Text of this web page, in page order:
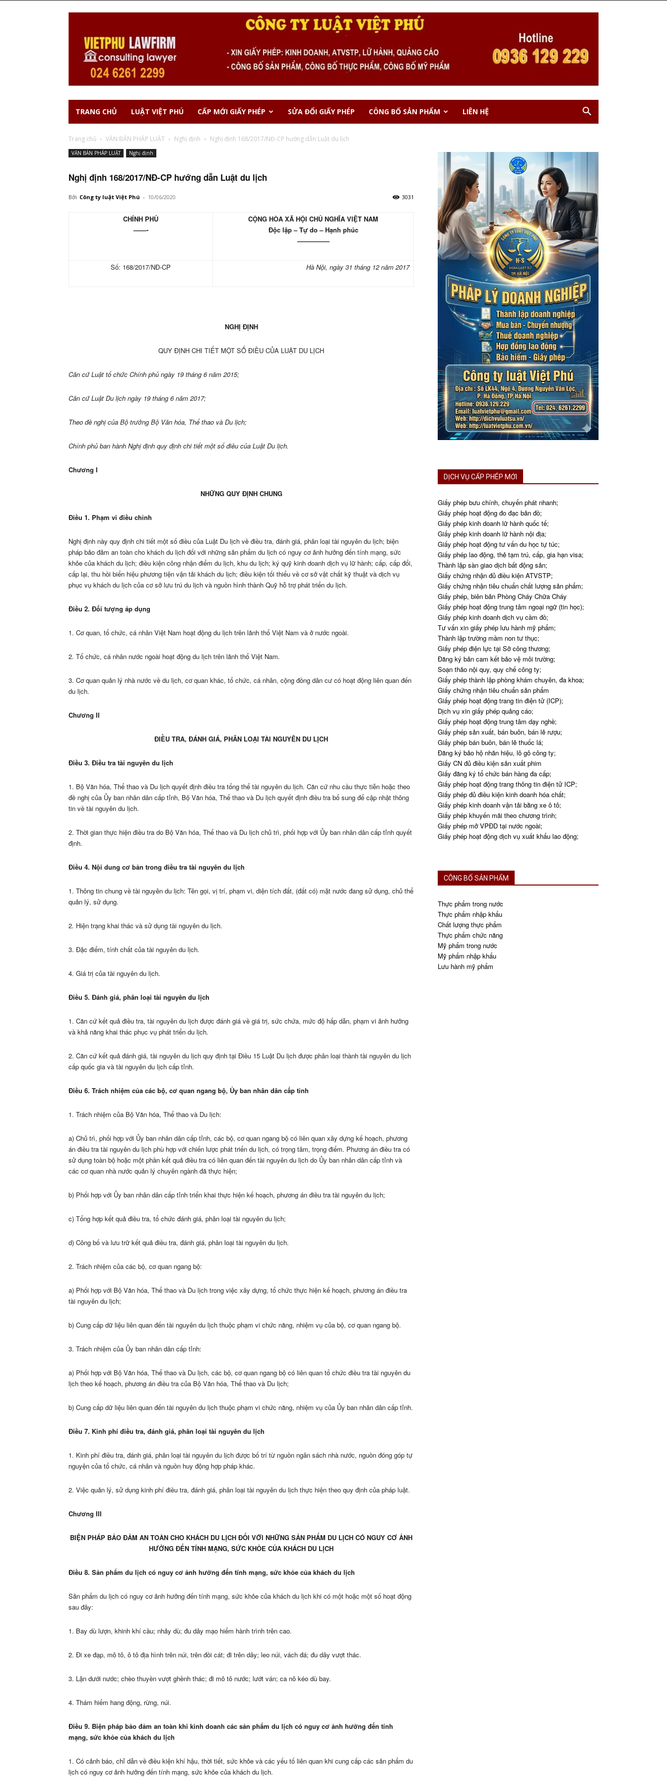
TRANG CHỦ LUẬT VIỆT PHÚ CẤP MỚI GIẤY PHÉP SỬA ĐỔI GIẤY PHÉP CÔNG BỐ SẢN PHẨM LIÊN HỆ
Trang chủ VĂN BẢN PHÁP LUẬT Nghị định Nghị định 168/2017/NĐ-CP hướng dẫn Luật du lịch
VĂN BẢN PHÁP LUẬT Nghị định
Nghị định 168/2017/NĐ-CP hướng dẫn Luật du lịch
Bởi Công ty luật Việt Phú - 10/06/2020 3031
CHÍNH PHỦ
——-
CỘNG HÒA XÃ HỘI CHỦ NGHĨA VIỆT NAM
Độc lập – Tự do – Hạnh phúc
—————
Số: 168/2017/NĐ-CP Hà Nội, ngày 31 tháng 12 năm 2017
NGHỊ ĐỊNH
QUY ĐỊNH CHI TIẾT MỘT SỐ ĐIỀU CỦA LUẬT DU LỊCH
Căn cứ Luật tổ chức Chính phủ ngày 19 tháng 6 năm 2015;
Căn cứ Luật Du lịch ngày 19 tháng 6 năm 2017;
Theo đề nghị của Bộ trưởng Bộ Văn hóa, Thể thao và Du lịch;
Chính phủ ban hành Nghị định quy định chi tiết một số điều của Luật Du lịch.
Chương I
NHỮNG QUY ĐỊNH CHUNG
Điều 1. Phạm vi điều chỉnh
Nghị định này quy định chi tiết một số điều của Luật Du lịch về điều tra, đánh giá, phân loại tài nguyên du lịch; biện
pháp bảo đảm an toàn cho khách du lịch đối với những sản phẩm du lịch có nguy cơ ảnh hưởng đến tính mạng, sức
khỏe của khách du lịch; điều kiện công nhận điểm du lịch, khu du lịch; ký quỹ kinh doanh dịch vụ lữ hành; cấp, cấp đổi,
cấp lại, thu hồi biển hiệu phương tiện vận tải khách du lịch; điều kiện tối thiểu về cơ sở vật chất kỹ thuật và dịch vụ
phục vụ khách du lịch của cơ sở lưu trú du lịch và nguồn hình thành Quỹ hỗ trợ phát triển du lịch.
Điều 2. Đối tượng áp dụng
1. Cơ quan, tổ chức, cá nhân Việt Nam hoạt động du lịch trên lãnh thổ Việt Nam và ở nước ngoài.
2. Tổ chức, cá nhân nước ngoài hoạt động du lịch trên lãnh thổ Việt Nam.
3. Cơ quan quản lý nhà nước về du lịch, cơ quan khác, tổ chức, cá nhân, cộng đồng dân cư có hoạt động liên quan đến
du lịch.
Chương II
ĐIỀU TRA, ĐÁNH GIÁ, PHÂN LOẠI TÀI NGUYÊN DU LỊCH
Điều 3. Điều tra tài nguyên du lịch
1. Bộ Văn hóa, Thể thao và Du lịch quyết định điều tra tổng thể tài nguyên du lịch. Căn cứ nhu cầu thực tiễn hoặc theo
đề nghị của Ủy ban nhân dân cấp tỉnh, Bộ Văn hóa, Thể thao và Du lịch quyết định điều tra bổ sung để cập nhật thông
tin về tài nguyên du lịch.
2. Thời gian thực hiện điều tra do Bộ Văn hóa, Thể thao và Du lịch chủ trì, phối hợp với Ủy ban nhân dân cấp tỉnh quyết
định.
Điều 4. Nội dung cơ bản trong điều tra tài nguyên du lịch
1. Thông tin chung về tài nguyên du lịch: Tên gọi, vị trí, phạm vi, diện tích đất, (đất có) mặt nước đang sử dụng, chủ thể
quản lý, sử dụng.
2. Hiện trạng khai thác và sử dụng tài nguyên du lịch.
3. Đặc điểm, tính chất của tài nguyên du lịch.
4. Giá trị của tài nguyên du lịch.
Điều 5. Đánh giá, phân loại tài nguyên du lịch
1. Căn cứ kết quả điều tra, tài nguyên du lịch được đánh giá về giá trị, sức chứa, mức độ hấp dẫn, phạm vi ảnh hưởng
và khả năng khai thác phục vụ phát triển du lịch.
2. Căn cứ kết quả đánh giá, tài nguyên du lịch quy định tại Điều 15 Luật Du lịch được phân loại thành tài nguyên du lịch
cấp quốc gia và tài nguyên du lịch cấp tỉnh.
Điều 6. Trách nhiệm của các bộ, cơ quan ngang bộ, Ủy ban nhân dân cấp tỉnh
1. Trách nhiệm của Bộ Văn hóa, Thể thao và Du lịch:
a) Chủ trì, phối hợp với Ủy ban nhân dân cấp tỉnh, các bộ, cơ quan ngang bộ có liên quan xây dựng kế hoạch, phương
án điều tra tài nguyên du lịch phù hợp với chiến lược phát triển du lịch, có trọng tâm, trọng điểm. Phương án điều tra có
sử dụng toàn bộ hoặc một phần kết quả điều tra có liên quan đến tài nguyên du lịch do Ủy ban nhân dân cấp tỉnh và
các cơ quan nhà nước quản lý chuyên ngành đã thực hiện;
b) Phối hợp với Ủy ban nhân dân cấp tỉnh triển khai thực hiện kế hoạch, phương án điều tra tài nguyên du lịch;
c) Tổng hợp kết quả điều tra, tổ chức đánh giá, phân loại tài nguyên du lịch;
d) Công bố và lưu trữ kết quả điều tra, đánh giá, phân loại tài nguyên du lịch.
2. Trách nhiệm của các bộ, cơ quan ngang bộ:
a) Phối hợp với Bộ Văn hóa, Thể thao và Du lịch trong việc xây dựng, tổ chức thực hiện kế hoạch, phương án điều tra
tài nguyên du lịch;
b) Cung cấp dữ liệu liên quan đến tài nguyên du lịch thuộc phạm vi chức năng, nhiệm vụ của bộ, cơ quan ngang bộ.
3. Trách nhiệm của Ủy ban nhân dân cấp tỉnh:
a) Phối hợp với Bộ Văn hóa, Thể thao và Du lịch, các bộ, cơ quan ngang bộ có liên quan tổ chức điều tra tài nguyên du
lịch theo kế hoạch, phương án điều tra của Bộ Văn hóa, Thể thao và Du lịch;
b) Cung cấp dữ liệu liên quan đến tài nguyên du lịch thuộc phạm vi chức năng, nhiệm vụ của Ủy ban nhân dân cấp tỉnh.
Điều 7. Kinh phí điều tra, đánh giá, phân loại tài nguyên du lịch
1. Kinh phí điều tra, đánh giá, phân loại tài nguyên du lịch được bố trí từ nguồn ngân sách nhà nước, nguồn đóng góp tự
nguyện của tổ chức, cá nhân và nguồn huy động hợp pháp khác.
2. Việc quản lý, sử dụng kinh phí điều tra, đánh giá, phân loại tài nguyên du lịch thực hiện theo quy định của pháp luật.
Chương III
BIỆN PHÁP BẢO ĐẢM AN TOÀN CHO KHÁCH DU LỊCH ĐỐI VỚI NHỮNG SẢN PHẨM DU LỊCH CÓ NGUY CƠ ẢNH
HƯỞNG ĐẾN TÍNH MẠNG, SỨC KHỎE CỦA KHÁCH DU LỊCH
Điều 8. Sản phẩm du lịch có nguy cơ ảnh hưởng đến tính mạng, sức khỏe của khách du lịch
Sản phẩm du lịch có nguy cơ ảnh hưởng đến tính mạng, sức khỏe của khách du lịch khi có một hoặc một số hoạt động
sau đây:
1. Bay dù lượn, khinh khí cầu; nhảy dù; đu dây mạo hiểm hành trình trên cao.
2. Đi xe đạp, mô tô, ô tô địa hình trên núi, trên đồi cát; đi trên dây; leo núi, vách đá; đu dây vượt thác.
3. Lặn dưới nước; chèo thuyền vượt ghềnh thác; đi mô tô nước; lướt ván; ca nô kéo dù bay.
4. Thám hiểm hang động, rừng, núi.
Điều 9. Biện pháp bảo đảm an toàn khi kinh doanh các sản phẩm du lịch có nguy cơ ảnh hưởng đến tính
mạng, sức khỏe của khách du lịch
1. Có cảnh báo, chỉ dẫn về điều kiện khí hậu, thời tiết, sức khỏe và các yếu tố liên quan khi cung cấp các sản phẩm du
lịch có nguy cơ ảnh hưởng đến tính mạng, sức khỏe của khách du lịch.
DỊCH VỤ CẤP PHÉP MỚI
Giấy phép bưu chính, chuyển phát nhanh;
Giấy phép hoạt động đo đạc bản đồ;
Giấy phép kinh doanh lữ hành quốc tế;
Giấy phép kinh doanh lữ hành nội địa;
Giấy phép hoạt động tư vấn du học tự túc;
Giấy phép lao động, thẻ tạm trú, cấp, gia hạn visa;
Thành lập sàn giao dịch bất động sản;
Giấy chứng nhận đủ điều kiện ATVSTP;
Giấy chứng nhận tiêu chuẩn chất lượng sản phẩm;
Giấy phép, biên bản Phòng Cháy Chữa Cháy
Giấy phép hoạt động trung tâm ngoại ngữ (tin học);
Giấy phép kinh doanh dịch vụ cầm đồ;
Tư vấn xin giấy phép lưu hành mỹ phẩm;
Thành lập trường mầm non tư thục;
Giấy phép điện lực tại Sở công thương;
Đăng ký bản cam kết bảo vệ môi trường;
Soạn thảo nội quy, quy chế công ty;
Giấy phép thành lập phòng khám chuyên, đa khoa;
Giấy chứng nhận tiêu chuẩn sản phẩm
Giấy phép hoạt động trang tin điện tử (ICP);
Dịch vụ xin giấy phép quảng cáo;
Giấy phép hoạt động trung tâm dạy nghề;
Giấy phép sản xuất, bán buôn, bán lẻ rượu;
Giấy phép bán buôn, bán lẻ thuốc lá;
Đăng ký bảo hộ nhãn hiệu, lô gô công ty;
Giấy CN đủ điều kiện sản xuất phim
Giấy đăng ký tổ chức bán hàng đa cấp;
Giấy phép hoạt động trang thông tin điện tử ICP;
Giấy phép đủ điều kiện kinh doanh hóa chất;
Giấy phép kinh doanh vận tải bằng xe ô tô;
Giấy phép khuyến mãi theo chương trình;
Giấy phép mở VPĐD tại nước ngoài;
Giấy phép hoạt động dịch vụ xuất khẩu lao động;
CÔNG BỐ SẢN PHẨM
Thực phẩm trong nước
Thực phẩm nhập khẩu
Chất lượng thực phẩm
Thực phẩm chức năng
Mỹ phẩm trong nước
Mỹ phẩm nhập khẩu
Lưu hành mỹ phẩm